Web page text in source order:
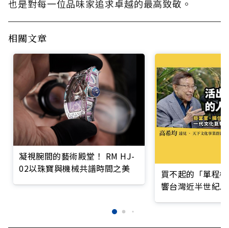
也是對每一位品味家追求卓越的最高致敬。
相關文章
凝視腕間的藝術殿堂！ RM HJ-
02以珠寶與機械共譜時間之美
買不起的「單程
響台灣近半世紀